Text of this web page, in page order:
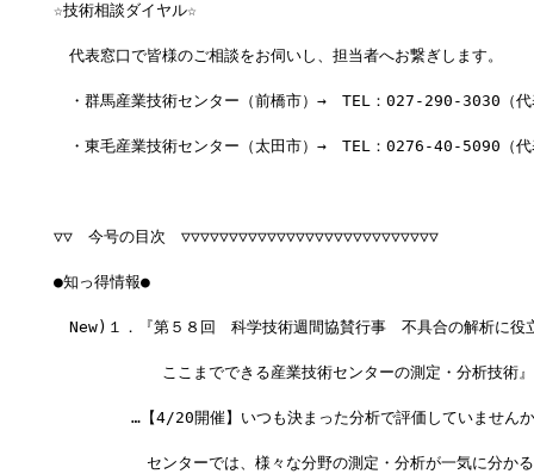
☆技術相談ダイヤル☆
代表窓口で皆様のご相談をお伺いし、担当者へお繋ぎします。
・群馬産業技術センター（前橋市）→　TEL：027-290-3030（代
・東毛産業技術センター（太田市）→　TEL：0276-40-5090（代
▽▽　今号の目次　▽▽▽▽▽▽▽▽▽▽▽▽▽▽▽▽▽▽▽▽▽▽▽▽▽▽▽
●知っ得情報●
New)１．『第５８回　科学技術週間協賛行事　不具合の解析に役
ここまでできる産業技術センターの測定・分析技術』
…【4/20開催】いつも決まった分析で評価していませんか
センターでは、様々な分野の測定・分析が一気に分かる